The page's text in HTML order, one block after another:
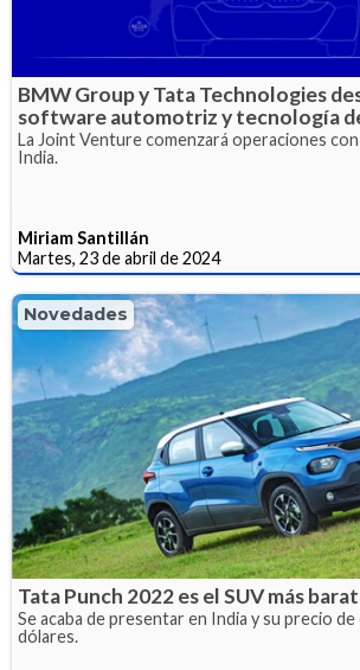
BMW Group y Tata Technologies
software automotriz y tecnología
La Joint Venture comenzará operaciones
India.
Miriam Santillán
Martes, 23 de abril de 2024
Novedades
Tata Punch 2022 es el SUV más
Se acaba de presentar en India y su precio
dólares.